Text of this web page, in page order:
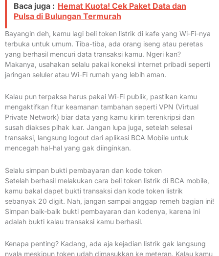
Baca juga : Hemat Kuota! Cek Paket Data dan
Pulsa di Bulungan Termurah
Bayangin deh, kamu lagi beli token listrik di kafe yang Wi-Fi-nya
terbuka untuk umum. Tiba-tiba, ada orang iseng atau peretas
yang berhasil mencuri data transaksi kamu. Ngeri kan?
Makanya, usahakan selalu pakai koneksi internet pribadi seperti
jaringan seluler atau Wi-Fi rumah yang lebih aman.
Kalau pun terpaksa harus pakai Wi-Fi publik, pastikan kamu
mengaktifkan fitur keamanan tambahan seperti VPN (Virtual
Private Network) biar data yang kamu kirim terenkripsi dan
susah diakses pihak luar. Jangan lupa juga, setelah selesai
transaksi, langsung logout dari aplikasi BCA Mobile untuk
mencegah hal-hal yang gak diinginkan.
Selalu simpan bukti pembayaran dan kode token
Setelah berhasil melakukan cara beli token listrik di BCA mobile,
kamu bakal dapet bukti transaksi dan kode token listrik
sebanyak 20 digit. Nah, jangan sampai anggap remeh bagian ini!
Simpan baik-baik bukti pembayaran dan kodenya, karena ini
adalah bukti kalau transaksi kamu berhasil.
Kenapa penting? Kadang, ada aja kejadian listrik gak langsung
nyala meskipun token udah dimasukkan ke meteran. Kalau kamu